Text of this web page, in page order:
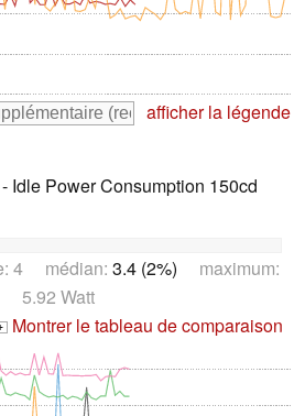
afficher la légende
- Idle Power Consumption 150cd
4 médian: 3.4 (2%) maximum:
5.92 Watt
Montrer le tableau de comparaison